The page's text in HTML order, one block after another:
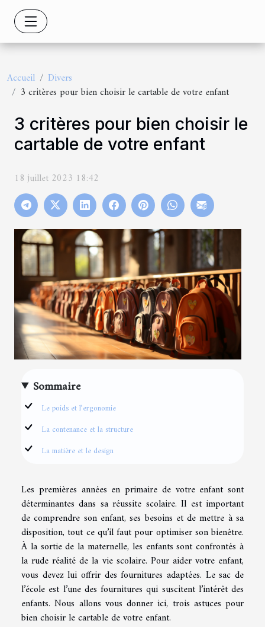
Accueil
Divers
3 critères pour bien choisir le cartable de votre enfant
3 critères pour bien choisir le
cartable de votre enfant
18 juillet 2023 18:42
Sommaire
Le poids et l’ergonomie
La contenance et la structure
La matière et le design
Les premières années en primaire de votre enfant sont
déterminantes dans sa réussite scolaire. Il est important
de comprendre son enfant, ses besoins et de mettre à sa
disposition, tout ce qu’il faut pour optimiser son bienêtre.
À la sortie de la maternelle, les enfants sont confrontés à
la rude réalité de la vie scolaire. Pour aider votre enfant,
vous devez lui offrir des fournitures adaptées. Le sac de
l’école est l’une des fournitures qui suscitent l’intérêt des
enfants. Nous allons vous donner ici, trois astuces pour
bien choisir le cartable de votre enfant.